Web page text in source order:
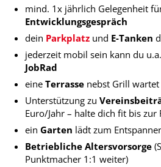
mind. 1x jährlich Gelegenheit
Entwicklungsgespräch
dein Parkplatz und E-Tanken
jederzeit mobil sein kann du
JobRad
eine Terrasse nebst Grill
Unterstützung zu
Euro/Jahr – halte dich fit bis zur
ein Garten lädt zum
Betriebliche Altersvorsorge
Punktmacher 1:1 weiter)